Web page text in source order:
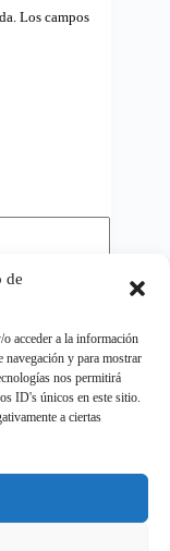
de
acceder a la información
navegación y para mostrar
nos permitirá
ID's únicos en este sitio.
a ciertas
Los campos